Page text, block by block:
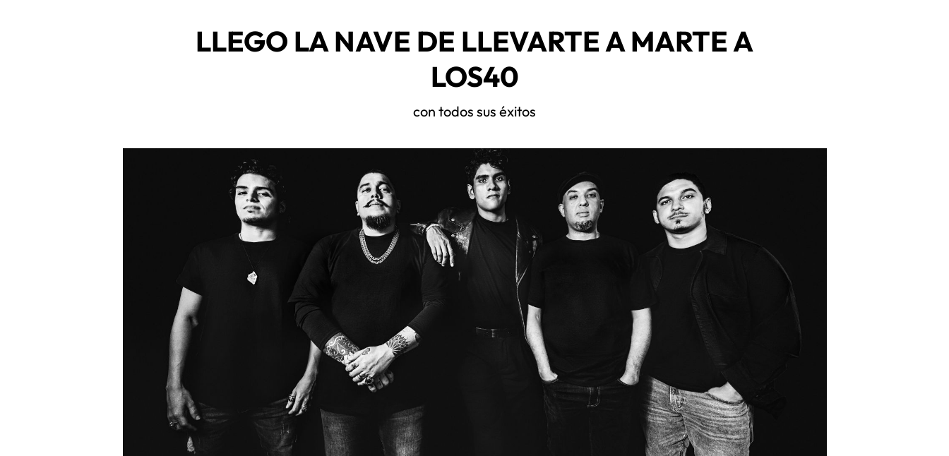
LLEGO LA NAVE DE LLEVARTE A MARTE A
LOS40
con todos sus éxitos